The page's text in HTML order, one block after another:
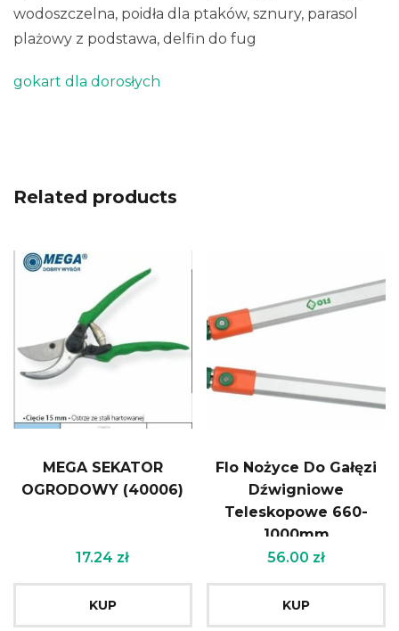
wodoszczelna, poidła dla ptaków, sznury, parasol
plażowy z podstawa, delfin do fug
gokart dla dorosłych
Related products
MEGA SEKATOR
OGRODOWY (40006)
17.24 zł
KUP
Flo Nożyce Do Gałęzi
Dźwigniowe
Teleskopowe 660-
1000mm
56.00 zł
KUP